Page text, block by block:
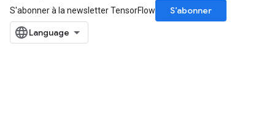
S'abonner à la newsletter TensorFlow
S’abonner